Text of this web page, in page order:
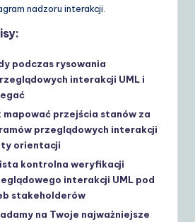
nadzoru interakcji.
podczas rysowania
interakcji UML i
mapować przejścia stanów za
przeglądowych interakcji
orientacji
kontrolna weryfikacji
interakcji UML pod
stakeholderów
na Twoje najważniejsze